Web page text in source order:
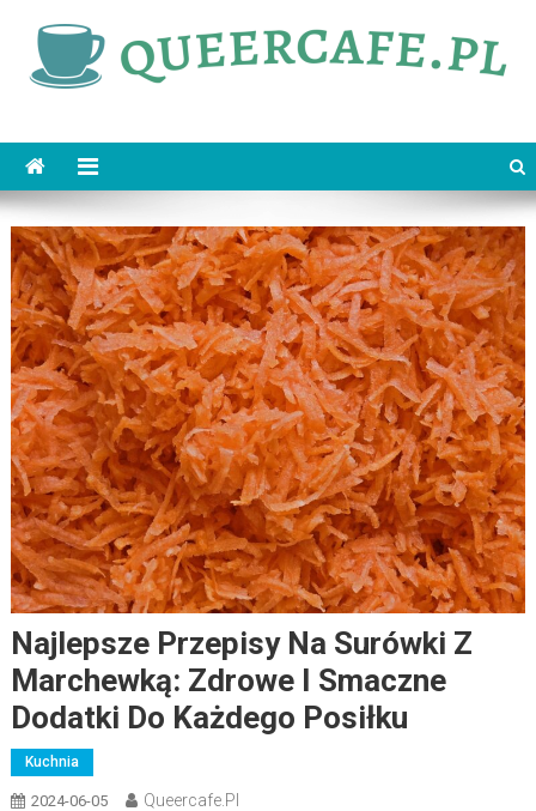
content
Najlepsze Przepisy Na Surówki Z
Marchewką: Zdrowe I Smaczne
Dodatki Do Każdego Posiłku
Kuchnia
2024-06-05 Queercafe.pl